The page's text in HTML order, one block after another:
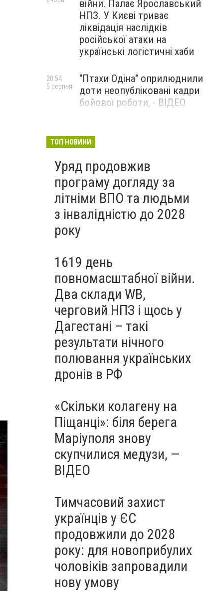
війни. Палає Ярославський
НПЗ. У Києві триває
ліквідація наслідків
російської атаки на
українські логістичні хаби
"Птахи Одіна" оприлюднили
доти неопубліковані кадри
бойової роботи, - ВІДЕО
20:54
5 серпня
Бєдняков зіграє тата
новому українському
фільмі, - ФОТО
5 серпня
ТОП НОВИНИ
Уряд продовжив
програму догляду за
літніми ВПО та людьми
з інвалідністю до 2028
року
1619 день
повномасштабної війни.
Два склади WB,
черговий НПЗ і щось у
Дагестані – такі
результати нічного
полювання українських
дронів в РФ
«Скільки колагену на
Піщанці»: біля берега
Маріуполя знову
скупчилися медузи, —
ВІДЕО
Тимчасовий захист
українців у ЄС
продовжили до 2028
року: для новоприбулих
чоловіків запровадили
нову умову